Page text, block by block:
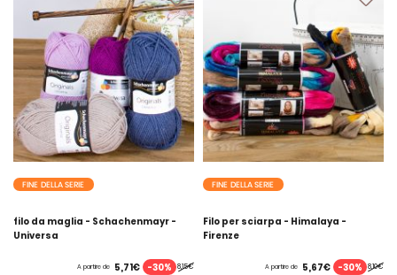
FINE DELLA SERIE
filo da maglia - Schachenmayr -
Universa
8,15€
A partire de 5,71€ -30%
FINE DELLA SERIE
Filo per sciarpa - Himalaya -
Firenze
8,10€
A partire de 5,67€ -30%